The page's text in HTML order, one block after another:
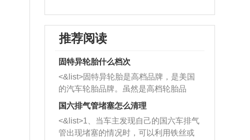
推荐阅读
固特异轮胎什么档次
<&list>固特异轮胎是高档品牌，是美国
的汽车轮胎品牌。虽然是高档轮胎品
牌，但是中高低端的轮胎都有生产，这
也是为了更好的开拓市场。
国六排气管堵塞怎么清理
<&list>1、当车主发现自己的国六车排气
管出现堵塞的情况时，可以利用铁丝或